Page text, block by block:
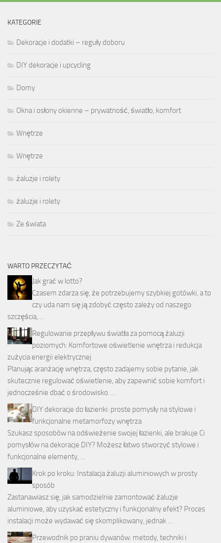
KATEGORIE
Dekoracje i dodatki – reguły doboru
DIY dekoracje i upcycling
Domy
Okna i osłony okienne – prywatność, światło, komfort
Wnętrze
Wnętrze
żaluzje i rolety
żaluzje i rolety
Ze świata
WARTO PRZECZYTAĆ
Jak grać w lotto?
Czasem zdarza się, że potrzebujemy szybkiej gotówki, a to
czy uda nam się ją zdobyć często zależy od naszego
szczęścia, …
Regulowanie przepływu światła za pomocą żaluzji
poziomych: Komfortowe oświetlenie wnętrza i redukcja
zużycia energii elektrycznej
Planując aranżację wnętrza, często zadajemy sobie pytanie, jak
skutecznie regulować oświetlenie, aby zapewnić sobie komfort i
jednocześnie dbać o środowisko. …
DIY dekoracje do łazienki: proste pomysły na stylowe i
funkcjonalne metamorfozy wnętrza
Szukasz sposobów na odświeżenie swojej łazienki, ale brakuje Ci
pomysłów na dekoracje DIY? Możesz łatwo stworzyć stylowe i
funkcjonalne elementy, …
Krok po kroku: Instalacja żaluzji aluminiowych w prosty
sposób
Zastanawiasz się, jak samodzielnie zamontować żaluzje
aluminiowe, aby uzyskać estetyczny i funkcjonalny efekt? Proces
instalacji może wydawać się skomplikowany, jednak …
Przewodnik po praniu dywanów: metody, techniki i